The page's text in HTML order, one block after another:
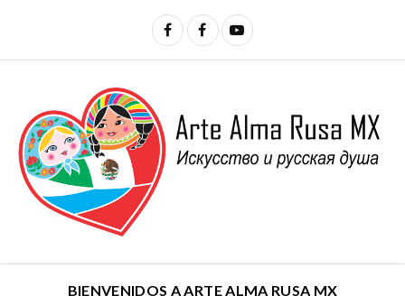
BIENVENIDOS A ARTE ALMA RUSA MX